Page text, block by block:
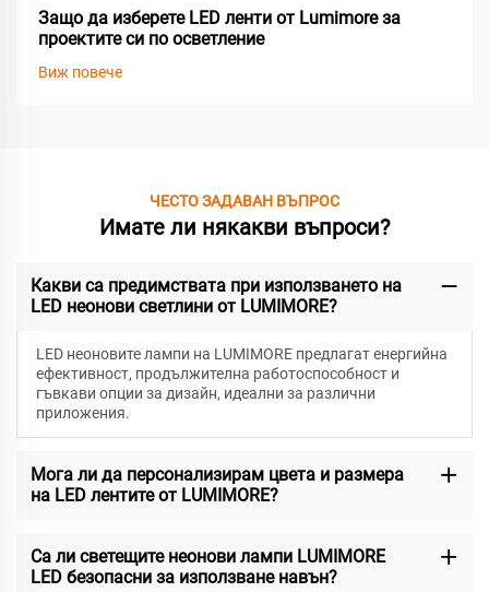
Защо да изберете LED ленти от Lumimore за
проектите си по осветление
Виж повече
ЧЕСТО ЗАДАВАН ВЪПРОС
Имате ли някакви въпроси?
Какви са предимствата при използването на
LED неонови светлини от LUMIMORE?
LED неоновите лампи на LUMIMORE предлагат енергийна
ефективност, продължителна работоспособност и
гъвкави опции за дизайн, идеални за различни
приложения.
Мога ли да персонализирам цвета и размера
на LED лентите от LUMIMORE?
Са ли светещите неонови лампи LUMIMORE
LED безопасни за използване навън?